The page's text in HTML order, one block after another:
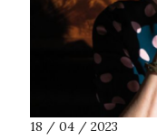
18 / 04 / 2023